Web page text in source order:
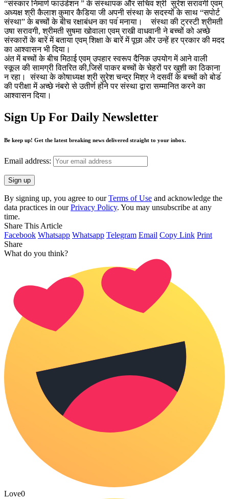
“संस्कार निमार्ण फाउंडेशन ” के संस्थापक और सचिव श्री सुरेश सरावगी एवम्
अध्यक्ष श्री कैलाश कुमार कैडिया जी अपनी संस्था के सदस्यों के साथ “सपोर्ट
संस्था” के बच्चों के बीच रक्षाबंधन का पव॔ मनाया। संस्था की ट्रस्टी श्रीमती
उषा सरावगी, श्रीमती सुषमा खोवाला एवम् राखी वाधवानी ने बच्चों को अच्छे
संस्कारों के बारें में बताया एवम् शिक्षा के बारें में पूछा और उन्हें हर प्रकार की मदद
का आश्वासन भी दिया।
अंत में बच्चों के बीच मिठाई एवम् उपहार स्वरूप दैनिक उपयोग में आने वाली
स्कूल की सामग्री वितरित की,जिसें पाकर बच्चों के चेहरों पर खुशी का ठिकाना
न रहा। संस्था के कोषाध्यक्ष श्री सुरेश चन्द्र मिश्र ने दसवीं के बच्चों को बोड॔
की परीक्षा में अच्छे नंबरो से उतीर्ण होंने पर संस्था द्वारा सम्मानित करने का
आश्वासन दिया।
Sign Up For Daily Newsletter
Be keep up! Get the latest breaking news delivered straight to your inbox.
Email address:
By signing up, you agree to ourTerms of Use and acknowledge the
data practices in ourPrivacy Policy. You may unsubscribe at any
time.
Share This Article
Facebook Whatsapp Whatsapp Telegram Email Copy Link Print
Share
What do you think?
Love0